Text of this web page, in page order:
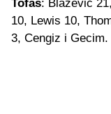
Tofas: Blaževič
10, Lewis 10,
3, Cengiz i Gecim.